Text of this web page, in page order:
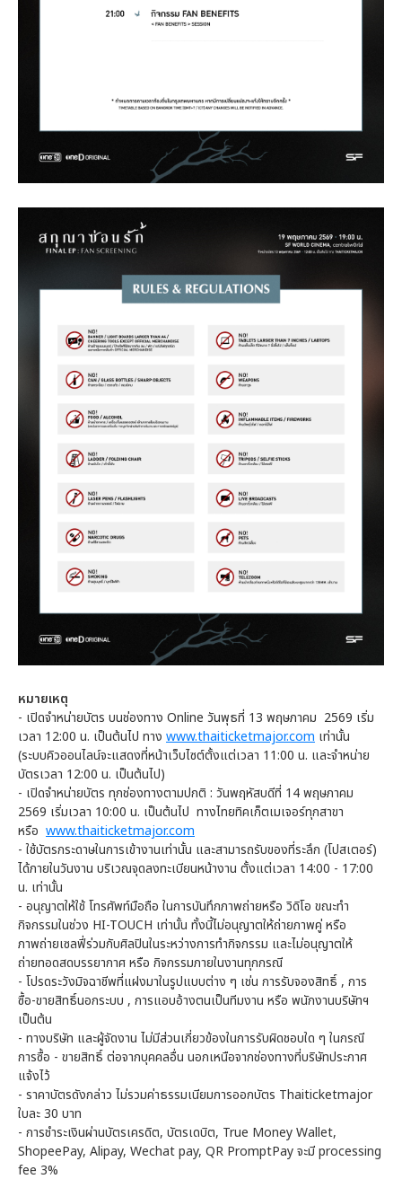
หมายเหตุ
- เปิดจำหน่ายบัตร บนช่องทาง Online วันพุธที่ 13 พฤษภาคม 2569 เริ่ม
เวลา 12:00 น. เป็นต้นไป ทาง www.thaiticketmajor.com เท่านั้น
(ระบบคิวออนไลน์จะแสดงที่หน้าเว็บไซต์ตั้งแต่เวลา 11:00 น. และจำหน่าย
บัตรเวลา 12:00 น. เป็นต้นไป)
- เปิดจำหน่ายบัตร ทุกช่องทางตามปกติ : วันพฤหัสบดีที่ 14 พฤษภาคม
2569 เริ่มเวลา 10:00 น. เป็นต้นไป ทางไทยทิคเก็ตเมเจอร์ทุกสาขา
หรือ www.thaiticketmajor.com
- ใช้บัตรกระดาษในการเข้างานเท่านั้น และสามารถรับของที่ระลึก (โปสเตอร์)
ได้ภายในวันงาน บริเวณจุดลงทะเบียนหน้างาน ตั้งแต่เวลา 14:00 - 17:00
น. เท่านั้น
- อนุญาตให้ใช้ โทรศัพท์มือถือ ในการบันทึกภาพถ่ายหรือ วิดิโอ ขณะทำ
กิจกรรมในช่วง HI-TOUCH เท่านั้น ทั้งนี้ไม่อนุญาตให้ถ่ายภาพคู่ หรือ
ภาพถ่ายเซลฟี่ร่วมกับศิลปินในระหว่างการทำกิจกรรม และไม่อนุญาตให้
ถ่ายทอดสดบรรยากาศ หรือ กิจกรรมภายในงานทุกกรณี
- โปรดระวังมิจฉาชีพที่แฝงมาในรูปแบบต่าง ๆ เช่น การรับจองสิทธิ์ , การ
ซื้อ-ขายสิทธิ์นอกระบบ , การแอบอ้างตนเป็นทีมงาน หรือ พนักงานบริษัทฯ
เป็นต้น
- ทางบริษัท และผู้จัดงาน ไม่มีส่วนเกี่ยวข้องในการรับผิดชอบใด ๆ ในกรณี
การซื้อ - ขายสิทธิ์ ต่อจากบุคคลอื่น นอกเหนือจากช่องทางที่บริษัทประกาศ
แจ้งไว้
- ราคาบัตรดังกล่าว ไม่รวมค่าธรรมเนียมการออกบัตร Thaiticketmajor
ใบละ 30 บาท
- การชำระเงินผ่านบัตรเครดิต, บัตรเดบิต, True Money Wallet,
ShopeePay, Alipay, Wechat pay, QR PromptPay จะมี processing
fee 3%